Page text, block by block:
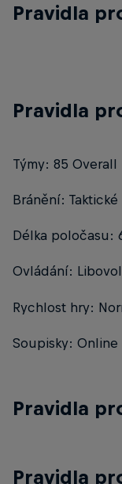
Pravidla
Pravidla
Týmy: 85 Overall
Bránění: Taktické
Délka poločasu:
Ovládání:
Rychlost hry:
Soupisky: Online
Pravidla
Pravidla